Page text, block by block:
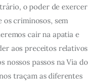
o poder de exercer
criminosos, sem
cair na apatia e
aos preceitos relativos
nossos passos na Via do
traçam as diferentes